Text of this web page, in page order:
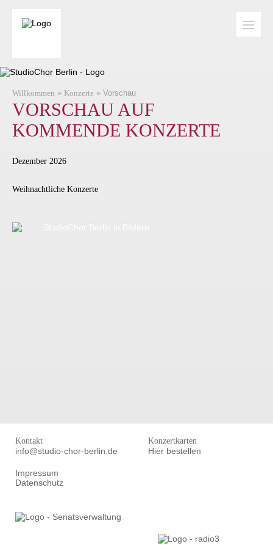
Willkommen » Konzerte » Vorschau
VORSCHAU AUF
KOMMENDE KONZERTE
Dezember 2026
Weihnachtliche Konzerte
Kontakt
info@studio-chor-berlin.de
Konzertkarten
Hier bestellen
Impressum
Datenschutz